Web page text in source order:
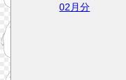
02月分